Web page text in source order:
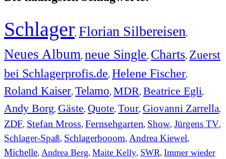
Schlager, Florian Silbereisen,
Neues Album, neue Single, Charts, Zuerst
bei Schlagerprofis.de, Helene Fischer,
Roland Kaiser, Telamo, MDR, Beatrice Egli,
Andy Borg, Gäste, Quote, Tour, Giovanni Zarrella,
ZDF, Stefan Mross, Fernsehgarten, Show, Jürgens TV,
Schlager-Spaß, Schlagerbooom, Andrea Kiewel,
Michelle, Andrea Berg, Maite Kelly, SWR, Immer wieder